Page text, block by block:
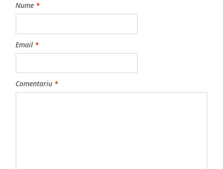
Nume *
Email *
Comentariu *